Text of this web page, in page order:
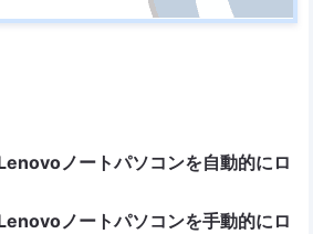
ノートパソコンを自動的にロ
ノートパソコンを手動的にロ